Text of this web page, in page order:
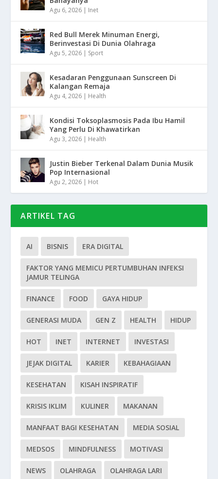
Agu 6, 2026 | Inet
Red Bull Merek Minuman Energi,
Berinvestasi Di Dunia Olahraga
Agu 5, 2026 | Sport
Kesadaran Penggunaan Sunscreen Di
Kalangan Remaja
Agu 4, 2026 | Health
Kondisi Toksoplasmosis Pada Ibu Hamil
Yang Perlu Di Khawatirkan
Agu 3, 2026 | Health
Justin Bieber Terkenal Dalam Dunia Musik
Pop Internasional
Agu 2, 2026 | Hot
ARTIKEL TAG
AI BISNIS ERA DIGITAL
FAKTOR YANG MEMICU PERTUMBUHAN INFEKSI
JAMUR TELINGA
FINANCE FOOD GAYA HIDUP
GENERASI MUDA GEN Z HEALTH HIDUP
HOT INET INTERNET INVESTASI
JEJAK DIGITAL KARIER KEBAHAGIAAN
KESEHATAN KISAH INSPIRATIF
KRISIS IKLIM KULINER MAKANAN
MANFAAT BAGI KESEHATAN MEDIA SOSIAL
MEDSOS MINDFULNESS MOTIVASI
NEWS OLAHRAGA OLAHRAGA LARI